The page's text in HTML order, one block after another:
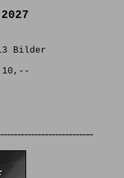
Bilder